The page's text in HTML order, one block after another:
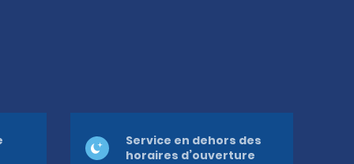
Service en dehors des
horaires d’ouverture